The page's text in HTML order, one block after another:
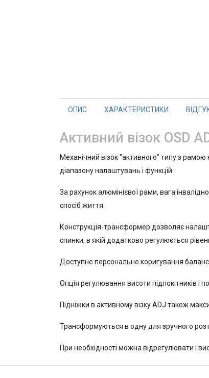
ОПИС ХАРАКТЕРИСТИКИ
Активний візок OSD
Механічний візок "активного" типу з рамою
діапазону налаштувань і функцій.
За рахунок алюмінієвої рами, вага
спосіб життя.
Конструкція-трансформер дозволяє
спинки, в якій додатково регулюється
Доступне персональне коригування
Опція регулювання висоти підлокітників і
Підніжки в активному візку ADJ також
Трансформуються в одну для зручного
При необхідності можна відрегулювати і